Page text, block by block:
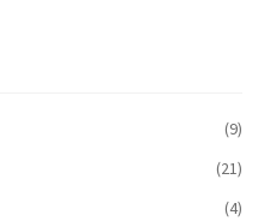
(9)
(21)
(4)